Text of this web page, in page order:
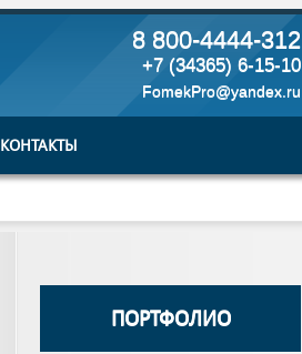
8 800-4444-312
+7 (34365) 6-15-10
FomekPro@yandex.ru
КОНТАКТЫ
ПОРТФОЛИО